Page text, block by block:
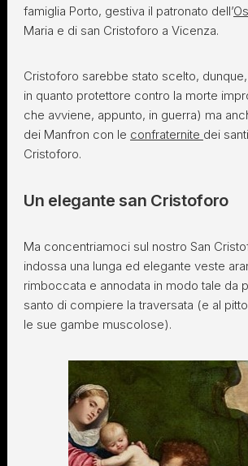
famiglia Porto, gestiva il patronato dell’
Maria e di san Cristoforo a Vicenza.
Cristoforo sarebbe stato scelto,
in quanto protettore contro la morte
che avviene, appunto, in guerra) ma
dei Manfron con le confraternite dei
Cristoforo.
Un elegante san Cristoforo
Ma concentriamoci sul nostro San
indossa una lunga ed elegante veste
rimboccata e annodata in modo tale da
santo di compiere la traversata (e al
le sue gambe muscolose).